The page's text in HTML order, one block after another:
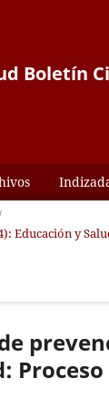
Boletín
Educación y